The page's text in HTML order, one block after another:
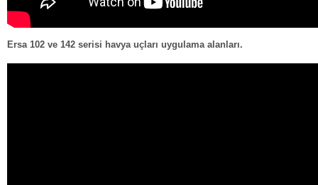
Ersa 102 ve 142 serisi havya uçları uygulama alanları.